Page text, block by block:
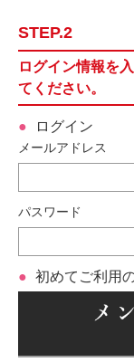
STEP.2
ログイン情報を
てください。
ログイン
メールアドレス
パスワード
初めてご利用